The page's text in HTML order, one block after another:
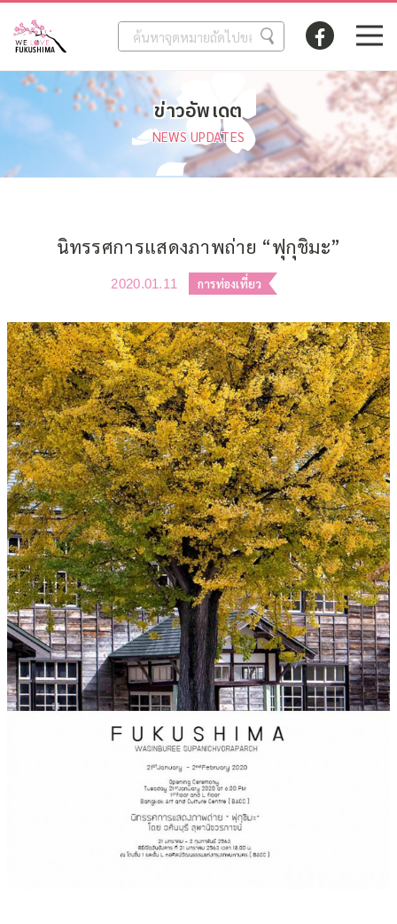
ข่าวอัพเดต
NEWS UPDATES
นิทรรศการแสดงภาพถ่าย “ฟุกุชิมะ”
2020.01.11 การท่องเที่ยว